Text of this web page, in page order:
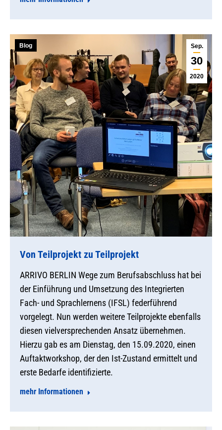
Sep.
30
2020
Blog
Von Teilprojekt zu Teilprojekt
ARRIVO BERLIN Wege zum Berufsabschluss hat bei
der Einführung und Umsetzung des Integrierten
Fach- und Sprachlernens (IFSL) federführend
vorgelegt. Nun werden weitere Teilprojekte ebenfalls
diesen vielversprechenden Ansatz übernehmen.
Hierzu gab es am Dienstag, den 15.09.2020, einen
Auftaktworkshop, der den Ist-Zustand ermittelt und
erste Bedarfe identifizierte.
mehr Informationen